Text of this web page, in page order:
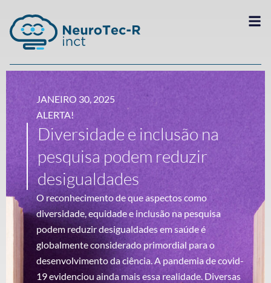
JANEIRO 30, 2025
ALERTA!
Diversidade e inclusão na
pesquisa podem reduzir
desigualdades
O reconhecimento de que aspectos como
diversidade, equidade e inclusão na pesquisa
podem reduzir desigualdades em saúde é
globalmente considerado primordial para o
desenvolvimento da ciência. A pandemia de covid-
19 evidenciou ainda mais essa realidade. Diversas